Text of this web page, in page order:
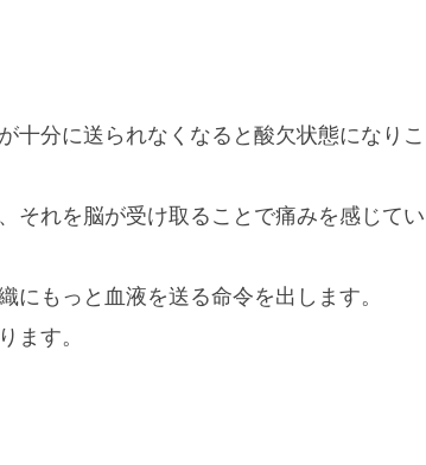
十分に送られなくなると酸欠状態になりこ
それを脳が受け取ることで痛みを感じてい
にもっと血液を送る命令を出します。
ます。